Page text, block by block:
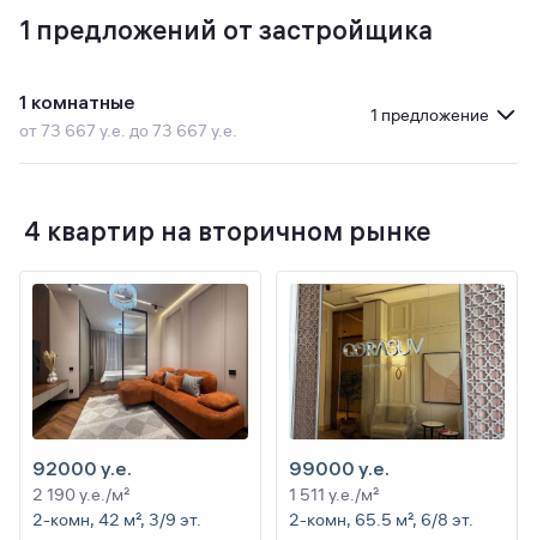
1 предложений от застройщика
1 комнатные
от 73 667 у.е. до 73 667 у.е.
1 предложение
4 квартир на вторичном рынке
92000 y.e.
2 190 y.e./м²
2-комн, 42 м², 3/9 эт.
99000 y.e.
1 511 y.e./м²
2-комн, 65.5 м², 6/8 эт.